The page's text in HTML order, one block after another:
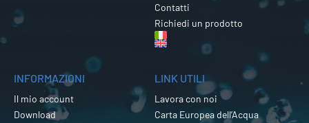
Contatti
Richiedi un prodotto
INFORMAZIONI
Il mio account
Download
LINK UTILI
Lavora con noi
Carta Europea dell’Acqua